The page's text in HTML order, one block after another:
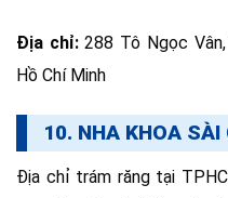
Địa chỉ:288 Tô Ngọc
Hồ Chí Minh
10. NHA KHOA SÀI
Địa chỉ trám răng tại